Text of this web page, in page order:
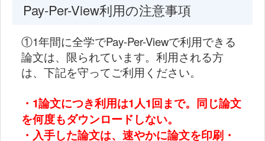
Pay-Per-View利用の注意事項
①1年間に全学でPay-Per-Viewで利用できる
論文は、限られています。利用される方
は、下記を守ってご利用ください。
・1論文につき利用は1人1回まで。同じ論文
を何度もダウンロードしない。
・入手した論文は、速やかに論文を印刷・